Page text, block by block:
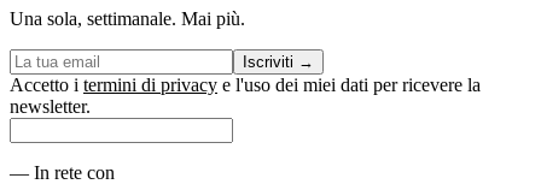
Una sola, settimanale. Mai più.
Iscriviti →
Accetto i termini di privacy e l'uso dei miei dati per ricevere la
newsletter.
— In rete con